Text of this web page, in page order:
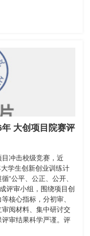
大创项目院赛评
冲击校级竞赛，近
学生创新创业训练计
“公平、公正、公开、
评审小组，围绕项目创
核心指标，分初审、
阅材料、集中研讨交
审结果科学严谨。评